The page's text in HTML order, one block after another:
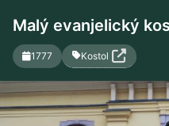
Malý evanjelický
1777 Kostol